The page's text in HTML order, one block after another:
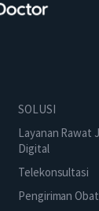
SOLUSI
Layanan Rawat
Digital
Telekonsultasi
Pengiriman Obat